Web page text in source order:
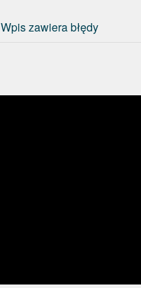
Wpis zawiera błędy